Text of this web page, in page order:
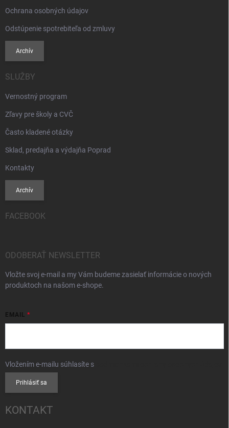
Ochrana osobných údajov
Odstúpenie spotrebiteľa od zmluvy
Archív
SLUŽBY
Vernostný program
Zľavy pre školy a CVČ
Často kladené otázky
Sklad, predajňa a výdajňa Poprad
Kontakty
Archív
FACEBOOK
ODOBERAŤ NEWSLETTER
Vložte svoj e-mail a my Vám budeme zasielať informácie o nových
produktoch na našom e-shope.
EMAIL
Vložením e-mailu súhlasíte s
Prihlásiť sa
KONTAKT